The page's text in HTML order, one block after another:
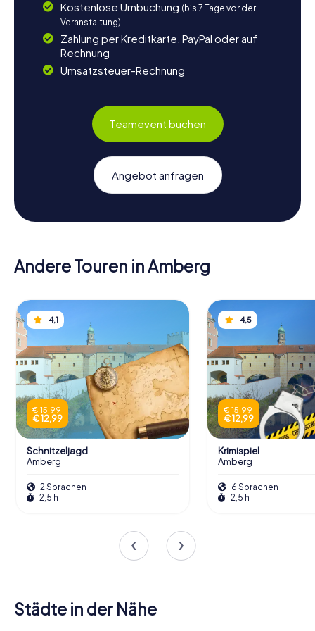
Kostenlose Umbuchung (bis 7 Tage vor der
Veranstaltung)
Zahlung per Kreditkarte, PayPal oder auf
Rechnung
Umsatzsteuer-Rechnung
Teamevent buchen
Angebot anfragen
Andere Touren in Amberg
4,1
€ 15,99
€ 12,99
Schnitzeljagd
Amberg
2 Sprachen
2,5 h
4,5
€ 15,99
€ 12,99
Krimispiel
Amberg
6 Sprachen
2,5 h
Städte in der Nähe